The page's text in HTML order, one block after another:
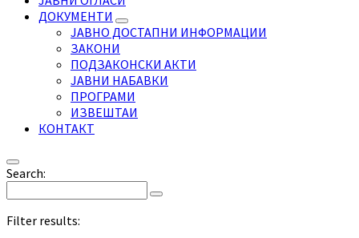
ДОКУМЕНТИ
ЈАВНО ДОСТАПНИ ИНФОРМАЦИИ
ЗАКОНИ
ПОДЗАКОНСКИ АКТИ
ЈАВНИ НАБАВКИ
ПРОГРАМИ
ИЗВЕШТАИ
КОНТАКТ
Search:
Filter results: